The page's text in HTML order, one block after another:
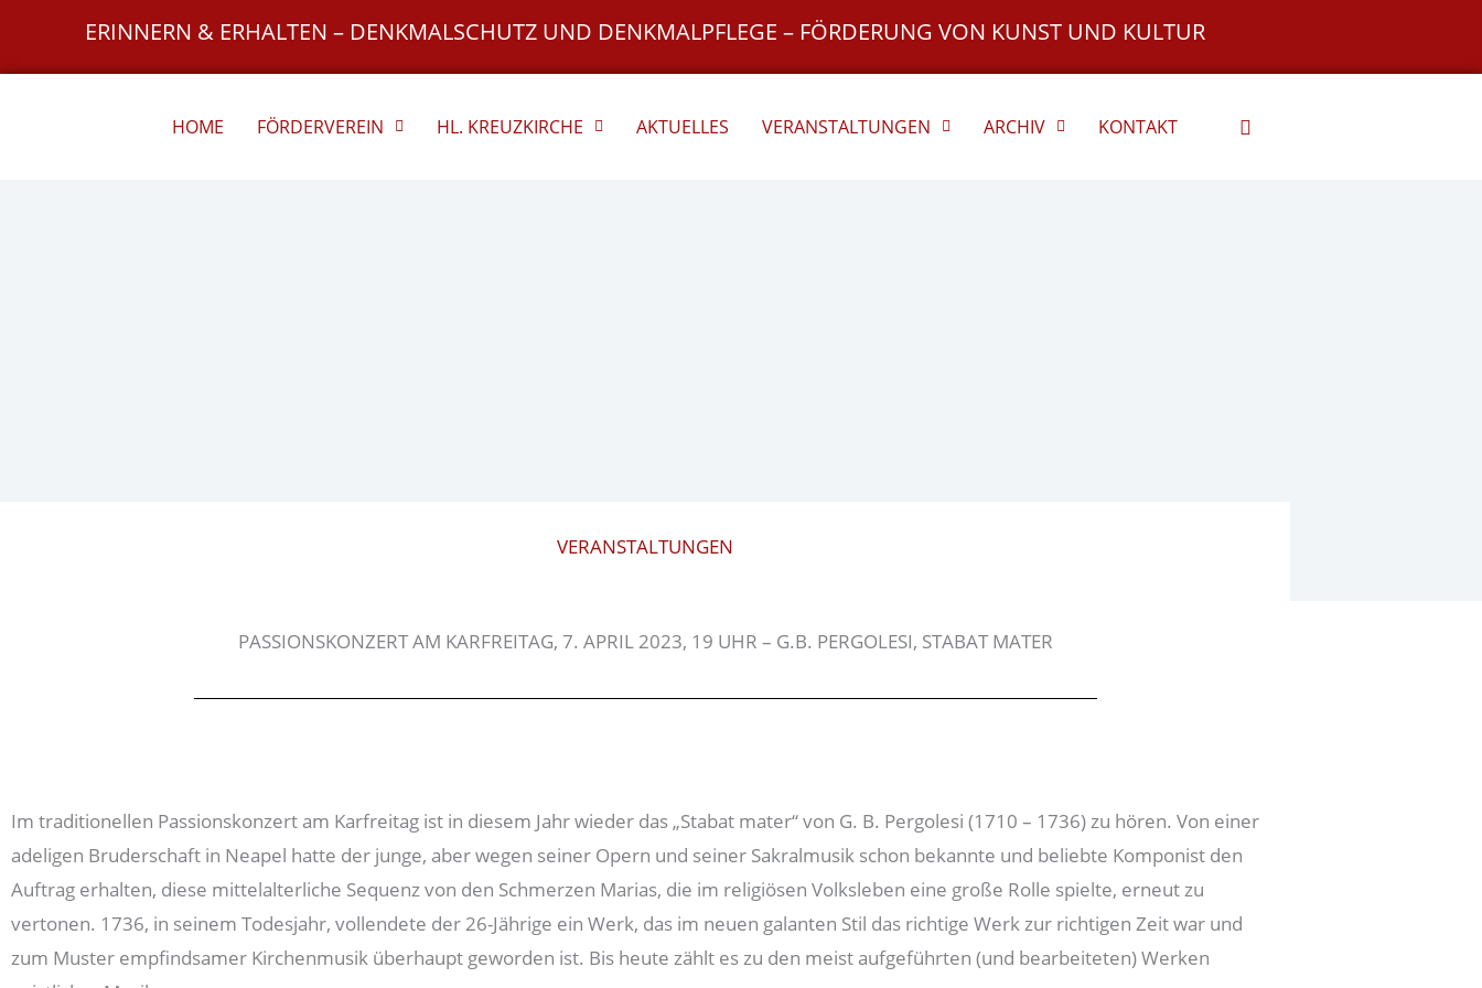
ERINNERN & ERHALTEN – DENKMALSCHUTZ UND DENKMALPFLEGE – FÖRDERUNG VON KUNST UND KULTUR
HOME FÖRDERVEREIN HL. KREUZKIRCHE AKTUELLES VERANSTALTUNGEN ARCHIV KONTAKT
VERANSTALTUNGEN
PASSIONSKONZERT AM KARFREITAG, 7. APRIL 2023, 19 UHR – G.B. PERGOLESI, STABAT MATER
Im traditionellen Passionskonzert am Karfreitag ist in diesem Jahr wieder das „Stabat mater“ von G. B. Pergolesi (1710 – 1736) zu hören. Von einer
adeligen Bruderschaft in Neapel hatte der junge, aber wegen seiner Opern und seiner Sakralmusik schon bekannte und beliebte Komponist den
Auftrag erhalten, diese mittelalterliche Sequenz von den Schmerzen Marias, die im religiösen Volksleben eine große Rolle spielte, erneut zu
vertonen. 1736, in seinem Todesjahr, vollendete der 26-Jährige ein Werk, das im neuen galanten Stil das richtige Werk zur richtigen Zeit war und
zum Muster empfindsamer Kirchenmusik überhaupt geworden ist. Bis heute zählt es zu den meist aufgeführten (und bearbeiteten) Werken